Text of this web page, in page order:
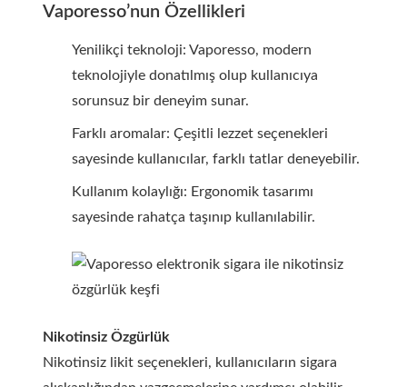
Vaporesso’nun Özellikleri
Yenilikçi teknoloji: Vaporesso, modern
teknolojiyle donatılmış olup kullanıcıya
sorunsuz bir deneyim sunar.
Farklı aromalar: Çeşitli lezzet seçenekleri
sayesinde kullanıcılar, farklı tatlar deneyebilir.
Kullanım kolaylığı: Ergonomik tasarımı
sayesinde rahatça taşınıp kullanılabilir.
Nikotinsiz Özgürlük
Nikotinsiz likit seçenekleri, kullanıcıların sigara